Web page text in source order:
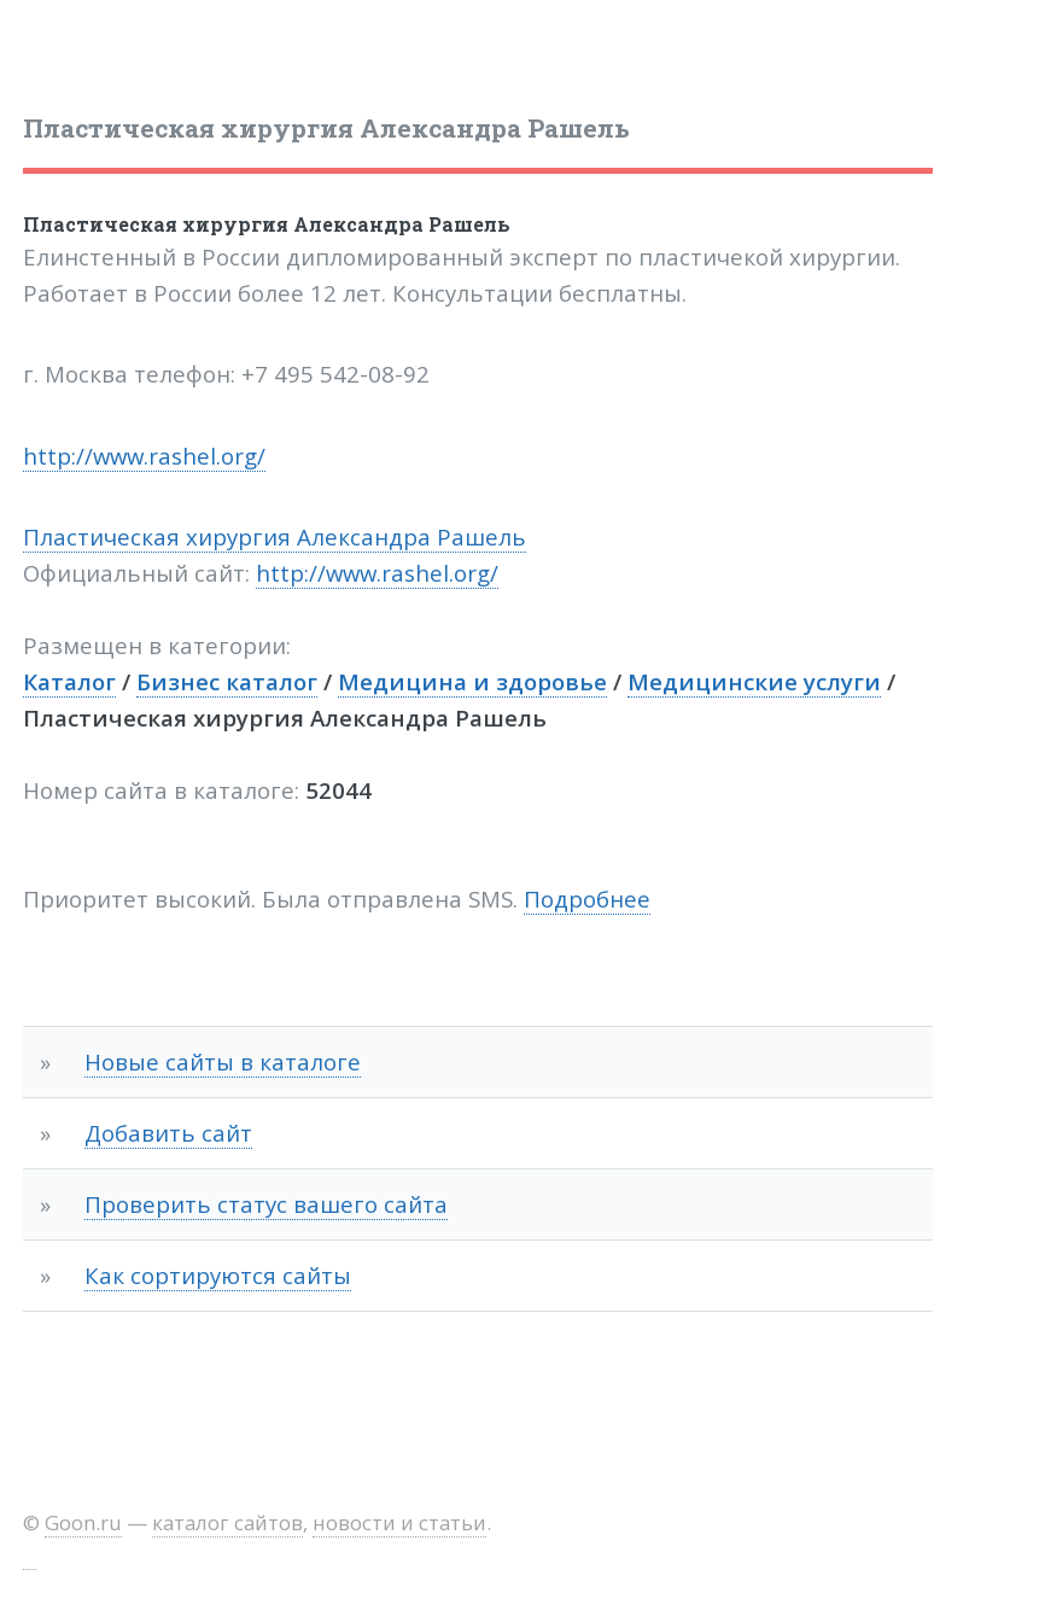
Пластическая хирургия Александра Рашель
Пластическая хирургия Александра Рашель
Елинстенный в России дипломированный эксперт по пластичекой хирургии.
Работает в России более 12 лет. Консультации бесплатны.
г. Москва телефон: +7 495 542-08-92
http://www.rashel.org/
Пластическая хирургия Александра Рашель
Официальный сайт: http://www.rashel.org/
Размещен в категории:
Каталог/ Бизнес каталог/ Медицина и здоровье / Медицинские услуги /
Пластическая хирургия Александра Рашель
Номер сайта в каталоге: 52044
Приоритет высокий. Была отправлена SMS. Подробнее
» Новые сайты в каталоге
» Добавить сайт
» Проверить статус вашего сайта
» Как сортируются сайты
© Goon.ru — каталог сайтов, новости и статьи.